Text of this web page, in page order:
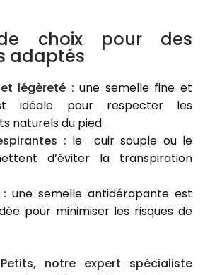
choix pour des
adaptés
et légèreté :une semelle fine et
idéale pour respecter les
naturels du pied.
: le cuir souple ou le
d’éviter la transpiration
une semelle antidérapante est
pour minimiser les risques de
notre expert spécialiste